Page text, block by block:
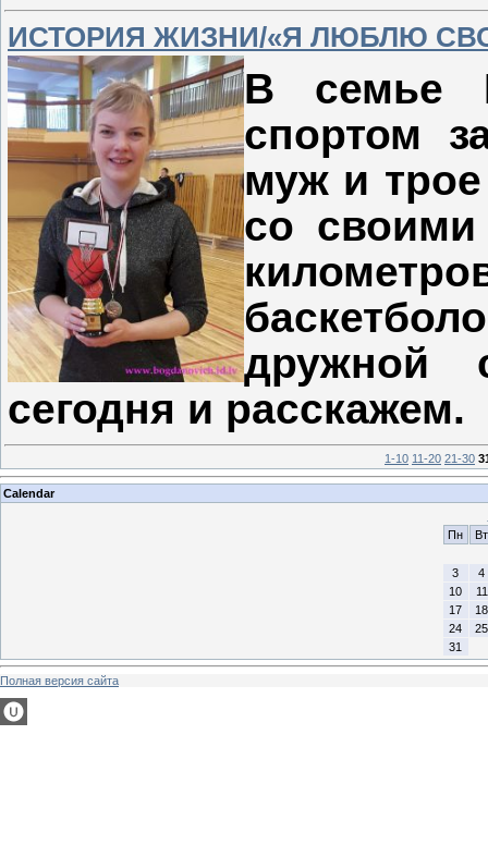
ИСТОРИЯ ЖИЗНИ/«Я ЛЮБЛЮ
В семье
спортом
муж и
со своими
дружной
сегодня и расскажем.
1-10 11-20 21-30
Calendar
Пн
Вт
3
4
10
11
17
18
24
25
31
Полная версия сайта